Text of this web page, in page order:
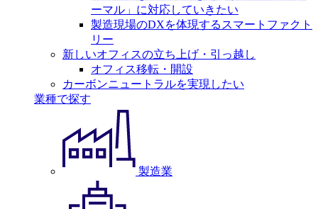
ーマル」に対応していきたい
製造現場のDXを体現するスマートファクト
リー
新しいオフィスの立ち上げ・引っ越し
オフィス移転・開設
カーボンニュートラルを実現したい
業種で探す
製造業